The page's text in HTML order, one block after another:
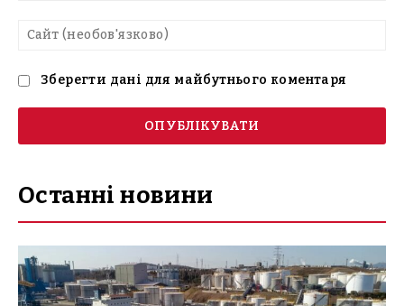
Зберегти дані для майбутнього коментаря
Останні новини